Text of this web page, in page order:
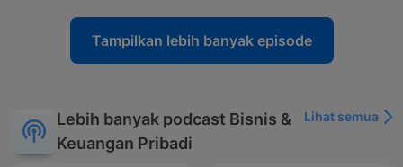
Tampilkan lebih banyak episode
Lebih banyak podcast Bisnis &
Keuangan Pribadi
Lihat semua